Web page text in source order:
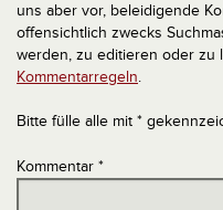
uns aber vor, beleidigende
offensichtlich zwecks
werden, zu editieren oder zu
Kommentarregeln.
Bitte fülle alle mit *
Kommentar *